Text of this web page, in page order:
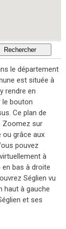
le département
est située à
rendre en
le bouton
Ce plan de
Zoomez sur
ou grâce aux
pouvez
à
bas à droite
Séglien vu
haut à gauche
et ses